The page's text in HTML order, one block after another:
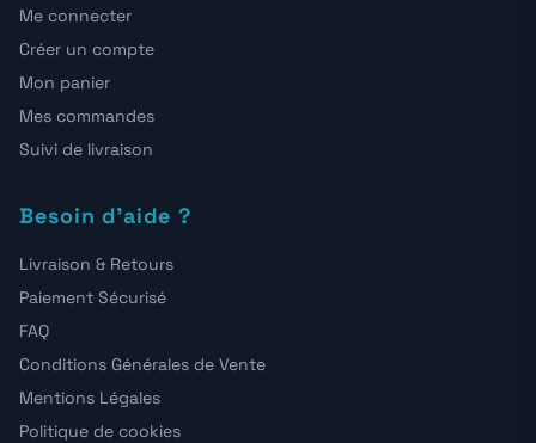
Me connecter
Créer un compte
Mon panier
Mes commandes
Suivi de livraison
Besoin d'aide ?
Livraison & Retours
Paiement Sécurisé
FAQ
Conditions Générales de Vente
Mentions Légales
Politique de cookies